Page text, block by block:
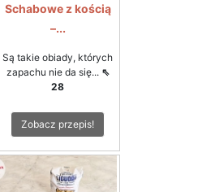
Schabowe z kością
–...
Są takie obiady, których
zapachu nie da się... ⇖
28
Zobacz przepis!